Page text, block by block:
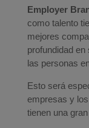
Employer
como talento
mejores
profundidad
las personas
Esto será
empresas y
tienen una